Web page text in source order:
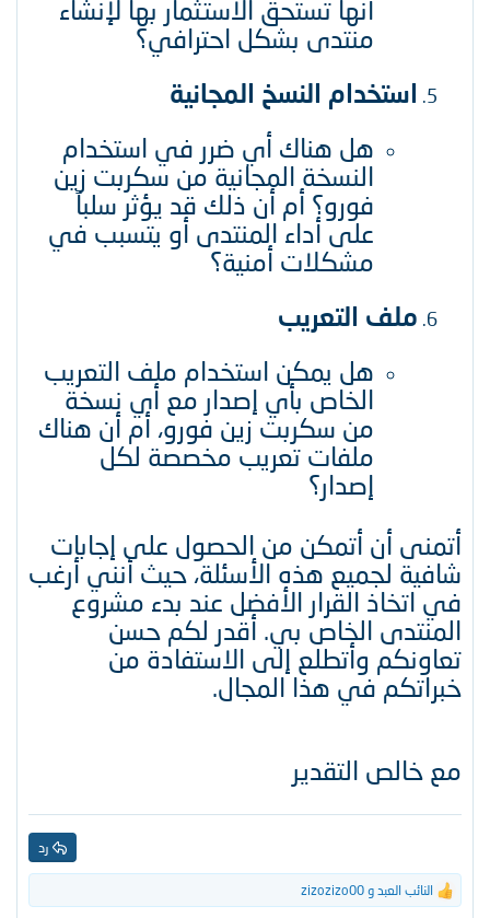
أنها تستحق الاستثمار بها لإنشاء
منتدى بشكل احترافي؟​
استخدام النسخ المجانية
هل هناك أي ضرر في استخدام
النسخة المجانية من سكربت زين
فورو؟ أم أن ذلك قد يؤثر سلباً
على أداء المنتدى أو يتسبب في
مشكلات أمنية؟​
ملف التعريب
هل يمكن استخدام ملف التعريب
الخاص بأي إصدار مع أي نسخة
من سكربت زين فورو، أم أن هناك
ملفات تعريب مخصصة لكل
إصدار؟​
أتمنى أن أتمكن من الحصول على إجابات
شافية لجميع هذه الأسئلة، حيث أنني أرغب
في اتخاذ القرار الأفضل عند بدء مشروع
المنتدى الخاص بي. أقدر لكم حسن
تعاونكم وأتطلع إلى الاستفادة من
خبراتكم في هذا المجال.​
مع خالص التقدير​
رد
ا
النائب العبد و zizozizo00